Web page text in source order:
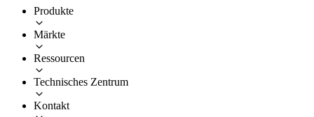
Produkte
Märkte
Ressourcen
Technisches Zentrum
Kontakt